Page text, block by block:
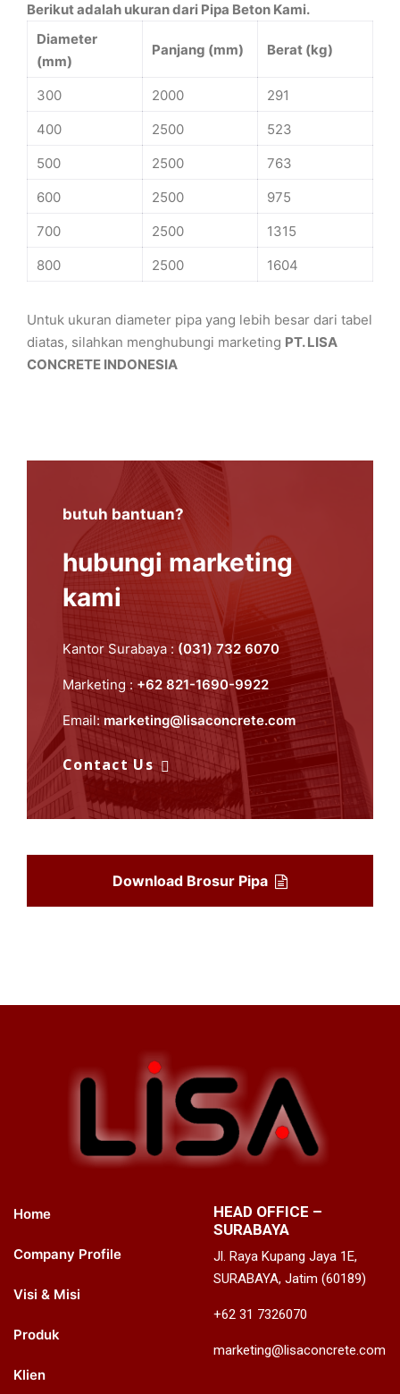
Berikut adalah ukuran dari Pipa Beton Kami.
Diameter
(mm)
Panjang (mm) Berat (kg)
300 2000
291
400
2500
523
500
2500
763
600
2500
975
700
2500
1315
800
2500 1604
Untuk ukuran diameter pipa yang lebih besar dari tabel
diatas, silahkan menghubungi marketing PT. LISA
CONCRETE INDONESIA
butuh bantuan?
hubungi marketing
kami
Kantor Surabaya : (031) 732 6070
Marketing : +62 821-1690-9922
Email: marketing@lisaconcrete.com
Contact Us
Download Brosur Pipa
Home
Company Profile
Visi & Misi
Produk
Klien
HEAD OFFICE –
SURABAYA
Jl. Raya Kupang Jaya 1E,
SURABAYA, Jatim (60189)
+62 31 7326070
marketing@lisaconcrete.com